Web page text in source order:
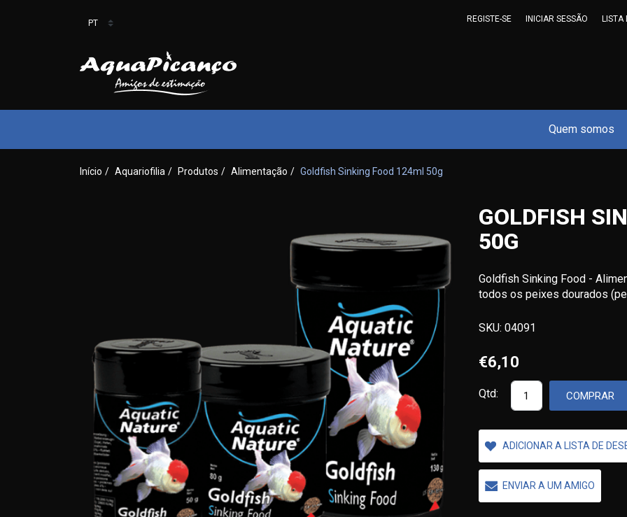
REGISTE-SE INICIAR SESSÃO LISTA
Quem somos
Início / Aquariofilia / Produtos / Alimentação / Goldfish Sinking Food 124ml 50g
GOLDFISH
50G
Goldfish Sinking Food -
todos os peixes dourados
SKU: 04091
€6,10
Qtd: COMPRAR
ADICIONAR A LISTA DE
ENVIAR A UM AMIGO